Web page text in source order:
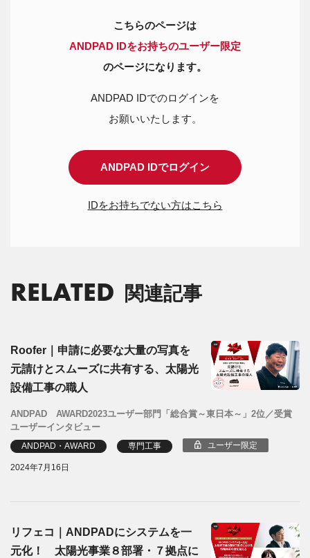
こちらのページは
ANDPAD IDをお持ちのユーザー限定
のページになります。
ANDPAD IDでのログインを
お願いいたします。
ANDPAD IDでログイン
IDをお持ちでない方はこちら
RELATED 関連記事
Roofer｜申請に必要な大量の写真を
元請けとスムーズに共有する、太陽光
設備工事の職人
ANDPAD AWARD2023ユーザー部門「総合賞～東日本～」2位／受賞
ユーザーインタビュー
ANDPAD・AWARD 専門工事 ユーザー限定
2024年7月16日
リフェコ｜ANDPADにシステムを一
元化！ 太陽光事業８部署・７拠点に